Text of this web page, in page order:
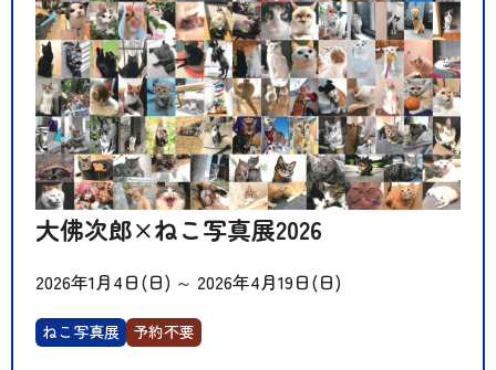
大佛次郎×ねこ写真展2026
2026年1月4日(日) ～ 2026年4月19日(日)
ねこ写真展 予約不要